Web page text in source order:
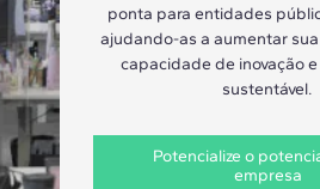
ponta para entidades
ajudando-as a aumentar
capacidade de inovação
sustentável.
Potencialize o
empresa